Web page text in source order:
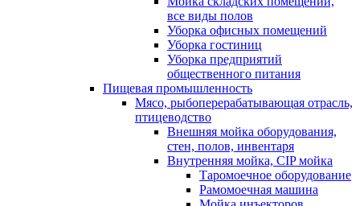
все виды полов
Уборка офисных помещений
Уборка гостиниц
Уборка предприятий
общественного питания
Пищевая промышленность
Мясо, рыбоперерабатывающая отрасль,
птицеводство
Внешняя мойка оборудования,
стен, полов, инвентаря
Внутренняя мойка, CIP мойка
Таромоечное оборудование
Рамомоечная машина